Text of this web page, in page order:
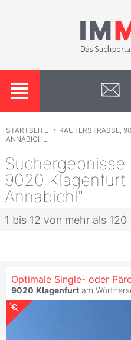
STARTSEITE › RAUTERSTRASSE,
ANNABICHL
9020 Klagenfurt
Annabichl"
1 bis 12 von mehr als 120
Optimale Single- oder
9020 Klagenfurt am